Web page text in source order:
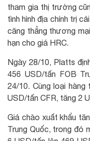
tham gia thị trường
tình hình địa chính trị
căng thẳng thương
hạn cho giá HRC.
Ngày 28/10, Platts
456 USD/tấn FOB
24/10. Cùng loại
USD/tấn CFR, tăng 2
Giá chào xuất khẩu
Trung Quốc, trong đó